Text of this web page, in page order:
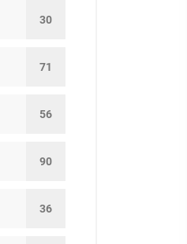
30
71
56
90
36